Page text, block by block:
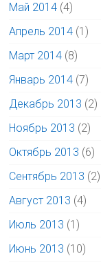
Май 2014 (4)
Апрель 2014 (1)
Март 2014 (8)
Январь 2014 (7)
Декабрь 2013 (2)
Ноябрь 2013 (2)
Октябрь 2013 (6)
Сентябрь 2013 (2)
Август 2013 (4)
Июль 2013 (1)
Июнь 2013 (10)